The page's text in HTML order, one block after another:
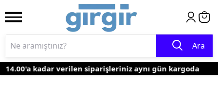
Ara
kadar verilen siparişleriniz aynı gün kargoda